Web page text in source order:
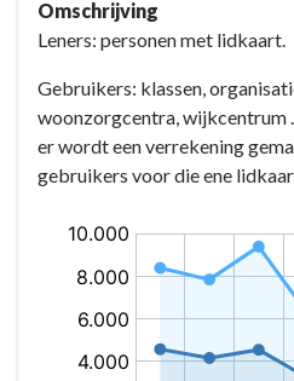
Omschrijving
Leners: personen met lidkaart.
Gebruikers: klassen,
woonzorgcentra, wijkcentrum
er wordt een verrekening
gebruikers voor die ene